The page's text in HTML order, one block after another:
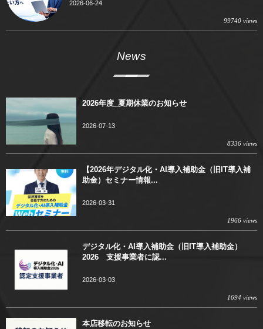
2026-06-24
99740 views
News
2026年度_夏期休業のお知らせ
2026-07-13
8336 views
【2026年デジタル化・AI導入補助金（旧IT導入補
助金）セミナー情報...
2026-03-31
1966 views
デジタル化・AI導入補助金（旧IT導入補助金）
2026 支援事業者に認...
2026-03-03
1694 views
本店移転のお知らせ